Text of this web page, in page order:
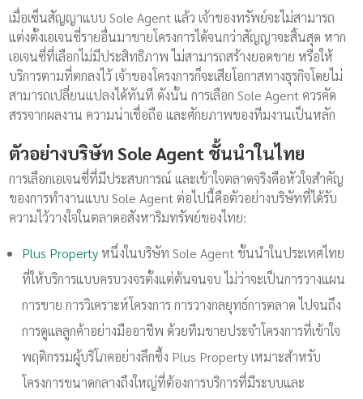
เมื่อเซ็นสัญญาแบบ Sole Agent แล้ว เจ้าของทรัพย์จะไม่สามารถ
แต่งตั้งเอเจนซี่รายอื่นมาขายโครงการได้จนกว่าสัญญาจะสิ้นสุด หาก
เอเจนซี่ที่เลือกไม่มีประสิทธิภาพ ไม่สามารถสร้างยอดขาย หรือให้
บริการตามที่ตกลงไว้ เจ้าของโครงการก็จะเสียโอกาสทางธุรกิจโดยไม่
สามารถเปลี่ยนแปลงได้ทันที ดังนั้น การเลือก Sole Agent ควรคัด
สรรจากผลงาน ความน่าเชื่อถือ และศักยภาพของทีมงานเป็นหลัก
ตัวอย่างบริษัท Sole Agent ชั้นนำในไทย
การเลือกเอเจนซี่ที่มีประสบการณ์ และเข้าใจตลาดจริงคือหัวใจสำคัญ
ของการทำงานแบบ Sole Agent ต่อไปนี้คือตัวอย่างบริษัทที่ได้รับ
ความไว้วางใจในตลาดอสังหาริมทรัพย์ของไทย:
Plus Property หนึ่งในบริษัท Sole Agent ชั้นนำในประเทศไทย
ที่ให้บริการแบบครบวงจรตั้งแต่ต้นจนจบ ไม่ว่าจะเป็นการวางแผน
การขาย การวิเคราะห์โครงการ การวางกลยุทธ์การตลาด ไปจนถึง
การดูแลลูกค้าอย่างมืออาชีพ ด้วยทีมขายประจำโครงการที่เข้าใจ
พฤติกรรมผู้บริโภคอย่างลึกซึ้ง Plus Property เหมาะสำหรับ
โครงการขนาดกลางถึงใหญ่ที่ต้องการบริการที่มีระบบและ